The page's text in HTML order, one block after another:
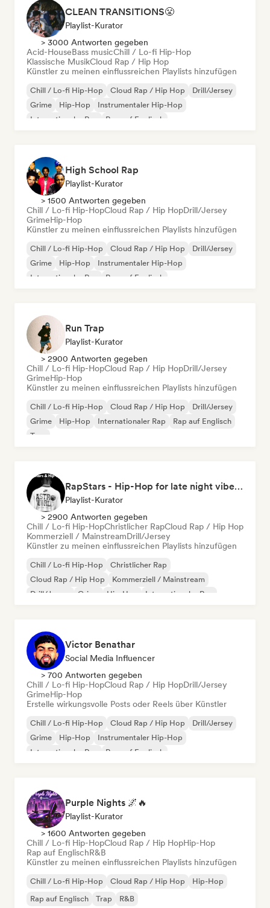
CLEAN TRANSITIONS😤
Playlist-Kurator
> 3000 Antworten gegeben
Acid-HouseBass musicChill / Lo-fi Hip-Hop
Klassische MusikCloud Rap / Hip Hop
Künstler zu meinen einflussreichen Playlists hinzufügen
Chill / Lo-fi Hip-Hop Cloud Rap / Hip Hop
Drill/Jersey
Grime
Hip-Hop
Instrumentaler Hip-Hop
Internationaler Rap
Rap auf Englisch
High School Rap
Playlist-Kurator
> 1500 Antworten gegeben
Chill / Lo-fi Hip-HopCloud Rap / Hip HopDrill/Jersey
GrimeHip-Hop
Künstler zu meinen einflussreichen Playlists hinzufügen
Chill / Lo-fi Hip-Hop Cloud Rap / Hip Hop
Drill/Jersey
Grime
Hip-Hop
Instrumentaler Hip-Hop
Internationaler Rap
Rap auf Englisch
Run Trap
Playlist-Kurator
> 2900 Antworten gegeben
Chill / Lo-fi Hip-HopCloud Rap / Hip HopDrill/Jersey
GrimeHip-Hop
Künstler zu meinen einflussreichen Playlists hinzufügen
Chill / Lo-fi Hip-Hop Cloud Rap / Hip Hop
Drill/Jersey
Grime
Hip-Hop Internationaler Rap
Rap auf Englisch
Trap
RapStars - Hip-Hop for late night vibes (by Music Outsider)
Playlist-Kurator
> 2900 Antworten gegeben
Chill / Lo-fi Hip-HopChristlicher RapCloud Rap / Hip Hop
Kommerziell / MainstreamDrill/Jersey
Künstler zu meinen einflussreichen Playlists hinzufügen
Chill / Lo-fi Hip-Hop
Christlicher Rap
Cloud Rap / Hip Hop
Kommerziell / Mainstream
Drill/Jersey
Grime Hip-Hop Internationaler Rap
Victor Benathar
Social Media Influencer
> 700 Antworten gegeben
Chill / Lo-fi Hip-HopCloud Rap / Hip HopDrill/Jersey
GrimeHip-Hop
Erstelle wirkungsvolle Posts oder Reels über Künstler
Chill / Lo-fi Hip-Hop Cloud Rap / Hip Hop
Drill/Jersey
Grime
Hip-Hop
Instrumentaler Hip-Hop
Internationaler Rap
Rap auf Englisch
Purple Nights 🌌🔥
Playlist-Kurator
> 1600 Antworten gegeben
Chill / Lo-fi Hip-HopCloud Rap / Hip HopHip-Hop
Rap auf EnglischR&B
Künstler zu meinen einflussreichen Playlists hinzufügen
Chill / Lo-fi Hip-Hop Cloud Rap / Hip Hop
Hip-Hop
Rap auf Englisch
Trap R&B